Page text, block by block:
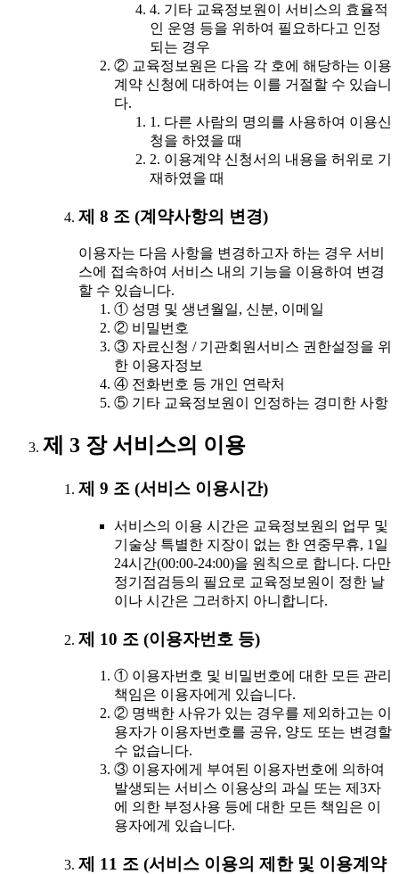
4. 기타 교육정보원이 서비스의 효율적
인 운영 등을 위하여 필요하다고 인정
되는 경우
② 교육정보원은 다음 각 호에 해당하는 이용
계약 신청에 대하여는 이를 거절할 수 있습니
다.
1. 다른 사람의 명의를 사용하여 이용신
청을 하였을 때
2. 이용계약 신청서의 내용을 허위로 기
재하였을 때
제 8 조 (계약사항의 변경)
이용자는 다음 사항을 변경하고자 하는 경우 서비
스에 접속하여 서비스 내의 기능을 이용하여 변경
할 수 있습니다.
① 성명 및 생년월일, 신분, 이메일
② 비밀번호
③ 자료신청 / 기관회원서비스 권한설정을 위
한 이용자정보
④ 전화번호 등 개인 연락처
⑤ 기타 교육정보원이 인정하는 경미한 사항
제 3 장 서비스의 이용
제 9 조 (서비스 이용시간)
서비스의 이용 시간은 교육정보원의 업무 및
기술상 특별한 지장이 없는 한 연중무휴, 1일
24시간(00:00-24:00)을 원칙으로 합니다. 다만
정기점검등의 필요로 교육정보원이 정한 날
이나 시간은 그러하지 아니합니다.
제 10 조 (이용자번호 등)
① 이용자번호 및 비밀번호에 대한 모든 관리
책임은 이용자에게 있습니다.
② 명백한 사유가 있는 경우를 제외하고는 이
용자가 이용자번호를 공유, 양도 또는 변경할
수 없습니다.
③ 이용자에게 부여된 이용자번호에 의하여
발생되는 서비스 이용상의 과실 또는 제3자
에 의한 부정사용 등에 대한 모든 책임은 이
용자에게 있습니다.
제 11 조 (서비스 이용의 제한 및 이용계약